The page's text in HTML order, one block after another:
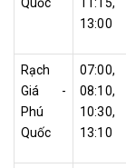
13:00
Rạch
Giá -
Phú
Quốc
07:00,
08:10,
10:30,
13:10